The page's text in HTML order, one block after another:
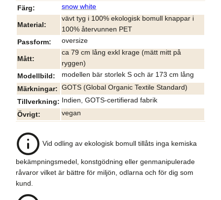
Färg snow white
Material
vävt tyg i 100% ekologisk bomull knappar i
100% återvunnen PET
Passform
oversize
Mått
ca 79 cm lång exkl krage (mätt mitt på
ryggen)
Modellbild
modellen bär storlek S och är 173 cm lång
Märkningar
GOTS (Global Organic Textile Standard)
Tillverkning
Indien, GOTS-certifierad fabrik
Övrigt
vegan
Vid odling av ekologisk bomull tillåts inga kemiska
bekämpningsmedel, konstgödning eller genmanipulerade
råvaror vilket är bättre för miljön, odlarna och för dig som
kund.